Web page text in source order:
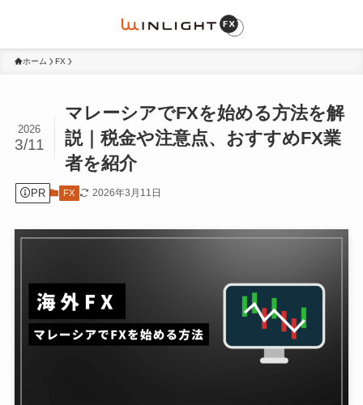
ホーム FX
マレーシアでFXを始める方法を解
説｜税金や注意点、おすすめFX業
者を紹介
2026
3/11
PR FX 2026年3月11日